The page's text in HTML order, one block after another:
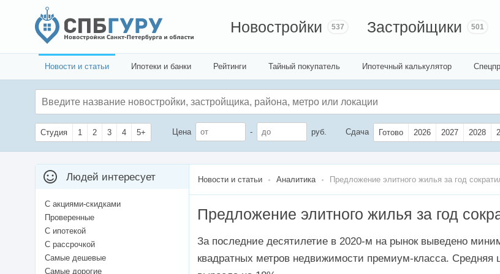
Новостройки 537 Застройщики 501
Новости и статьи Ипотеки и банки Рейтинги Тайный покупатель Ипотечный калькулятор
Студия 1 2 3 4 5+ Цена - руб. Сдача Готово 2026 2027 2028
Новости и статьи Аналитика Предложение элитного жилья за год
Предложение элитного жилья за год
За последние десятилетие в 2020-м на рынок выведено
квадратных метров недвижимости премиум-класса. Средняя
Людей интересует
С акциями-скидками
Проверенные
С ипотекой
С рассрочкой
Самые дешевые
Самые дорогие